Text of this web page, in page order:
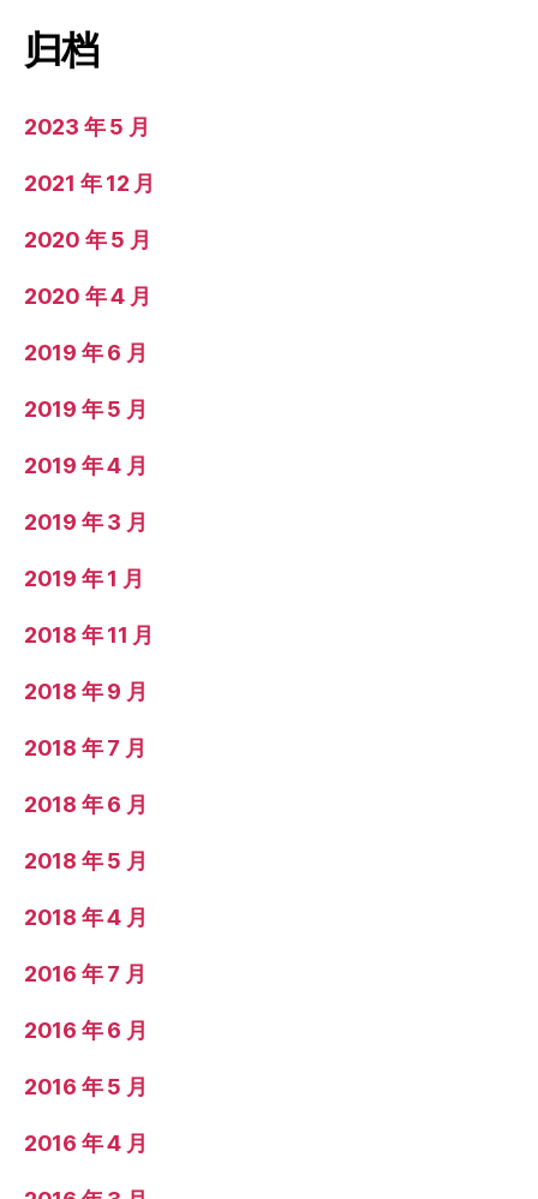
归档
2023 年 5 月
2021 年 12 月
2020 年 5 月
2020 年 4 月
2019 年 6 月
2019 年 5 月
2019 年 4 月
2019 年 3 月
2019 年 1 月
2018 年 11 月
2018 年 9 月
2018 年 7 月
2018 年 6 月
2018 年 5 月
2018 年 4 月
2016 年 7 月
2016 年 6 月
2016 年 5 月
2016 年 4 月